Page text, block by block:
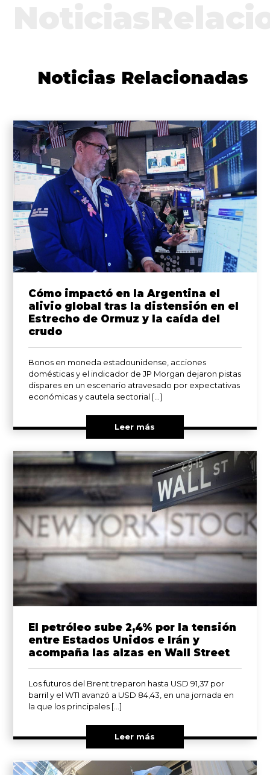
Noticias Relacionadas
Cómo impactó en la Argentina el
alivio global tras la distensión en el
Estrecho de Ormuz y la caída del
crudo
Bonos en moneda estadounidense, acciones
domésticas y el indicador de JP Morgan dejaron pistas
dispares en un escenario atravesado por expectativas
económicas y cautela sectorial […]
Leer más
El petróleo sube 2,4% por la tensión
entre Estados Unidos e Irán y
acompaña las alzas en Wall Street
Los futuros del Brent treparon hasta USD 91,37 por
barril y el WTI avanzó a USD 84,43, en una jornada en
la que los principales […]
Leer más